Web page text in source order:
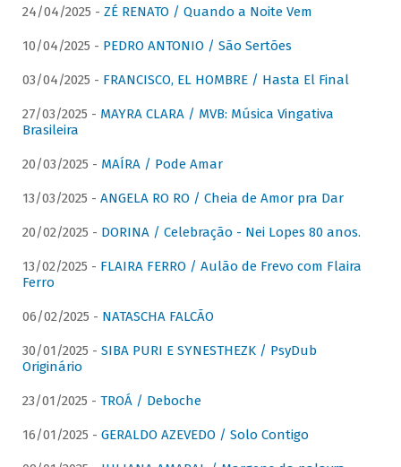
24/04/2025 - ZÉ RENATO / Quando a Noite Vem
10/04/2025 - PEDRO ANTONIO / São Sertões
03/04/2025 - FRANCISCO, EL HOMBRE / Hasta El Final
27/03/2025 - MAYRA CLARA / MVB: Música Vingativa
Brasileira
20/03/2025 - MAÍRA / Pode Amar
13/03/2025 - ANGELA RO RO / Cheia de Amor pra Dar
20/02/2025 - DORINA / Celebração - Nei Lopes 80 anos.
13/02/2025 - FLAIRA FERRO / Aulão de Frevo com Flaira
Ferro
06/02/2025 - NATASCHA FALCÃO
30/01/2025 - SIBA PURI E SYNESTHEZK / PsyDub
Originário
23/01/2025 - TROÁ / Deboche
16/01/2025 - GERALDO AZEVEDO / Solo Contigo